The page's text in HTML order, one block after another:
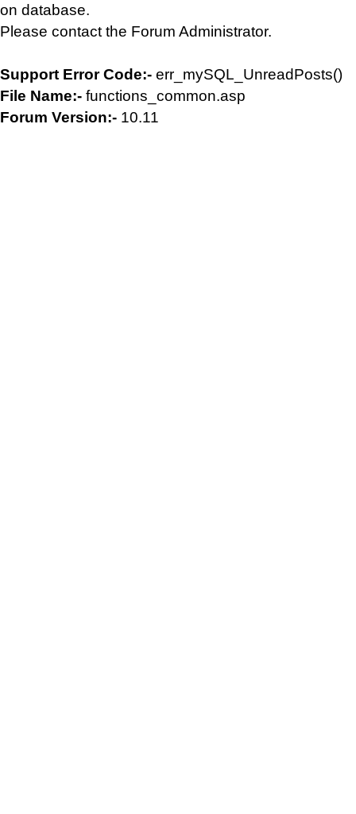
on database.
Please contact the Forum Administrator.
Support Error Code:- err_mySQL_UnreadPosts()
File Name:- functions_common.asp
Forum Version:- 10.11